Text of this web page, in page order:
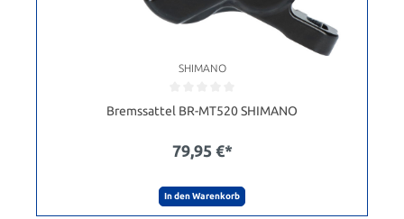
SHIMANO
Bremssattel BR-MT520 SHIMANO
79,95 €*
In den Warenkorb